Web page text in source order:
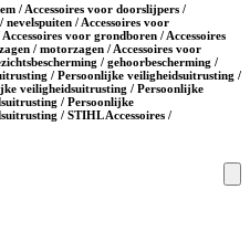
/ Accessoires voor doorslijpers /
/ Accessoires voor
voor grondboren / Accessoires
/ motorzagen / Accessoires voor
/ gehoorbescherming /
/ Persoonlijke veiligheidsuitrusting /
veiligheidsuitrusting / Persoonlijke
/ Persoonlijke
/ STIHL Accessoires /